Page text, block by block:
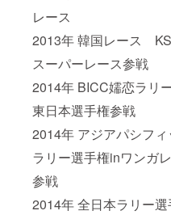
レース
2013年 韓国レース
スーパーレース参戦
2014年 BICC嬬恋ラリ
東日本選手権参戦
2014年 アジアパシフィ
ラリー選手権inワンガ
参戦
2014年 全日本ラリー